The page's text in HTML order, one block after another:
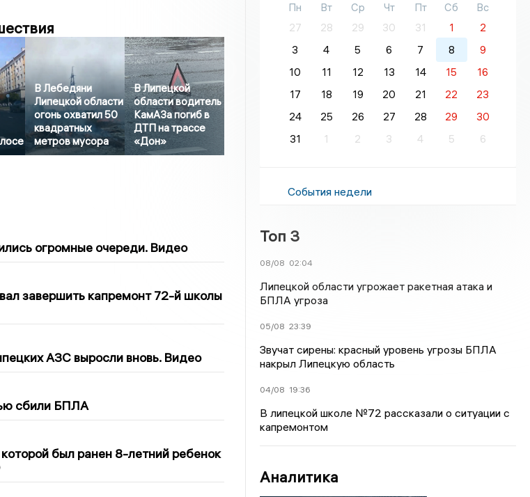
В Лебедяни
Липецкой области
огонь охватил 50
квадратных
метров мусора
В Липецкой
области водитель
КамАЗа погиб в
ДТП на трассе
«Дон»
огромные очереди. Видео
завершить капремонт 72-й школы
АЗС выросли вновь. Видео
сбили БПЛА
был ранен 8-летний ребенок
Пн Вт Ср Чт Пт Сб
Вс
27
28 29 30 31 1
2
3
4 5 6 7 8
9
10
11 12 13 14 15
16
17
18 19 20 21 22
23
24
25 26 27 28 29
30
31
1 2 3 4 5 6
События недели
Топ 3
08/08 02:04
Липецкой области угрожает ракетная атака и
БПЛА угроза
05/08 23:39
Звучат сирены: красный уровень угрозы БПЛА
накрыл Липецкую область
04/08 19:36
В липецкой школе №72 рассказали о ситуации с
капремонтом
Аналитика